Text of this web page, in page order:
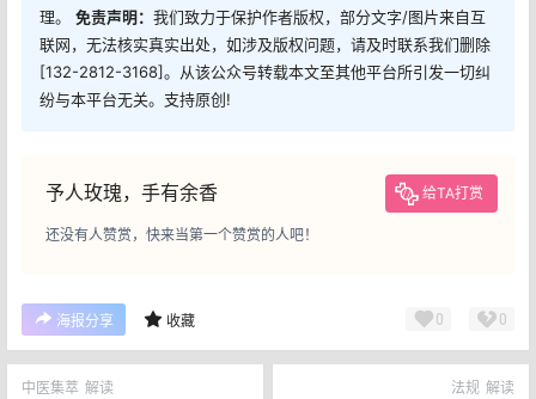
理。 免责声明： 我们致力于保护作者版权，部分文字/图片来自互
联网，无法核实真实出处，如涉及版权问题，请及时联系我们删除
[132-2812-3168]。从该公众号转载本文至其他平台所引发一切纠
纷与本平台无关。支持原创!
予人玫瑰，手有余香 给TA打赏
还没有人赞赏，快来当第一个赞赏的人吧！
海报分享 收藏 0 0
中医集萃 解读 法规 解读